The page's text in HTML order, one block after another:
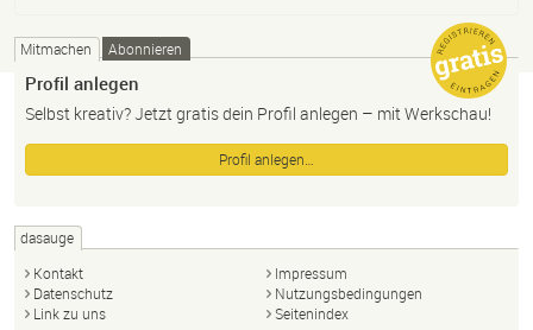
Mitmachen Abonnieren
Profil anlegen
Selbst kreativ? Jetzt gratis dein Profil anlegen – mit Werkschau!
Profil anlegen…
dasauge
Kontakt
Impressum
Datenschutz
Nutzungsbedingungen
Link zu uns
Seitenindex